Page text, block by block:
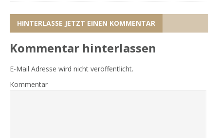
HINTERLASSE JETZT EINEN KOMMENTAR
Kommentar hinterlassen
E-Mail Adresse wird nicht veröffentlicht.
Kommentar